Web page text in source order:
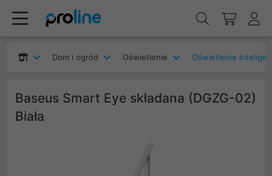
Dom i ogród Oświetlenie Oświetlenie
Baseus Smart Eye składana (DGZG-02)
Biała